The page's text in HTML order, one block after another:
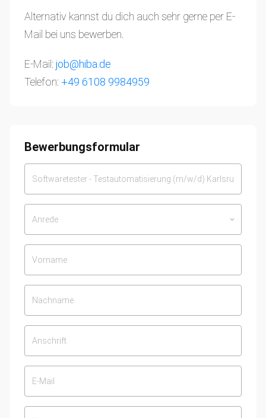
Alternativ kannst du dich auch sehr gerne per E-
Mail bei uns bewerben.
E-Mail: job@hiba.de
Telefon: +49 6108 9984959
Bewerbungsformular
Anrede keyboard_arrow_down